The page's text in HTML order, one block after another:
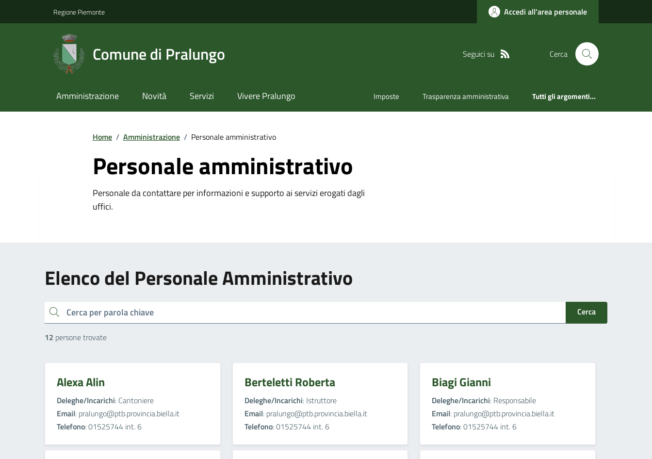
Regione Piemonte Accedi all'area personale
Comune di Pralungo Seguici su Cerca
Amministrazione Novità Servizi Vivere Pralungo Imposte Trasparenza amministrativa Tutti gli argomenti...
Home / Amministrazione / Personale amministrativo
Personale amministrativo
Personale da contattare per informazioni e supporto ai servizi erogati dagli
uffici.
Elenco del Personale Amministrativo
cerca Cerca
12 persone trovate
Alexa Alin
Deleghe/Incarichi: Cantoniere
Email: pralungo@ptb.provincia.biella.it
Telefono: 01525744 int. 6
Berteletti Roberta
Deleghe/Incarichi: Istruttore
Email: pralungo@ptb.provincia.biella.it
Telefono: 01525744 int. 6
Biagi Gianni
Deleghe/Incarichi: Responsabile
Email: pralungo@ptb.provincia.biella.it
Telefono: 01525744 int. 6